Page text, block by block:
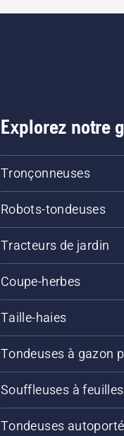
Explorez notre
Tronçonneuses
Robots-tondeuses
Tracteurs de jardin
Coupe-herbes
Taille-haies
Tondeuses à gazon
Souffleuses à feuilles
Tondeuses